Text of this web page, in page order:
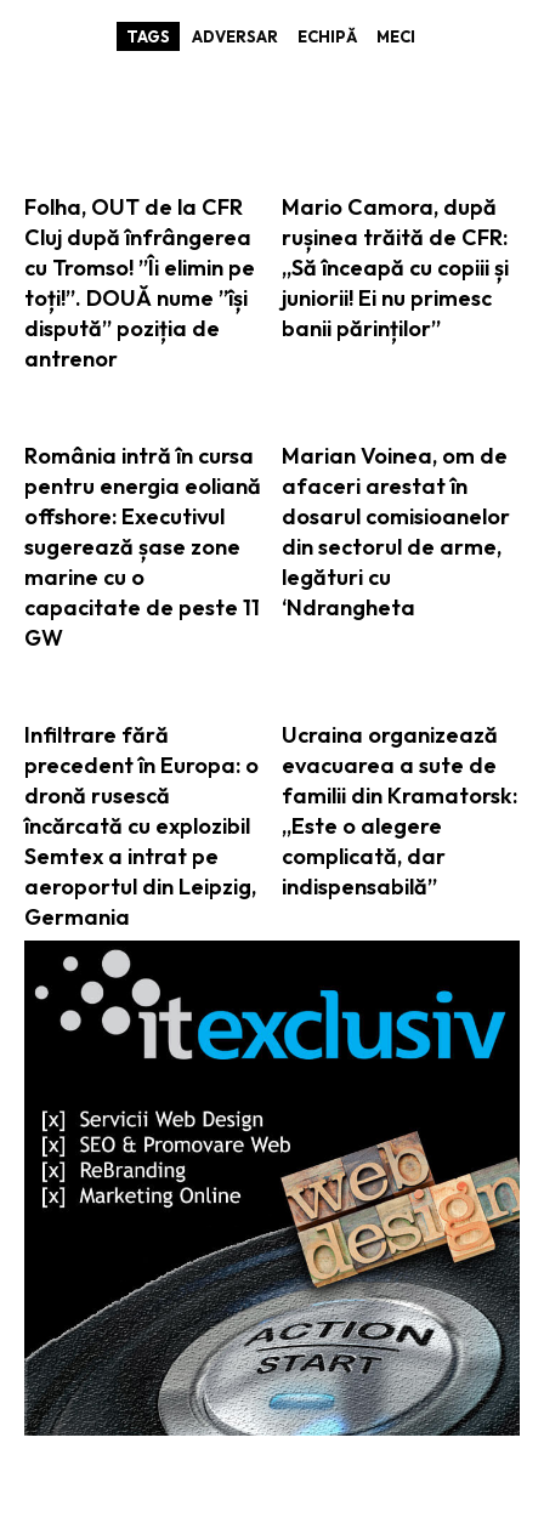
Folha, OUT de la CFR
Cluj după înfrângerea
cu Tromso! ”Îi elimin pe
toți!”. DOUĂ nume ”își
dispută” poziția de
antrenor
Mario Camora, după
rușinea trăită de CFR:
„Să înceapă cu copiii și
juniorii! Ei nu primesc
banii părinților”
România intră în cursa
pentru energia eoliană
offshore: Executivul
sugerează șase zone
marine cu o
capacitate de peste 11
GW
Marian Voinea, om de
afaceri arestat în
dosarul comisioanelor
din sectorul de arme,
legături cu
‘Ndrangheta
Infiltrare fără
precedent în Europa: o
dronă rusescă
încărcată cu explozibil
Semtex a intrat pe
aeroportul din Leipzig,
Germania
Ucraina organizează
evacuarea a sute de
familii din Kramatorsk:
„Este o alegere
complicată, dar
indispensabilă”
TAGS ADVERSAR ECHIPĂ MECI